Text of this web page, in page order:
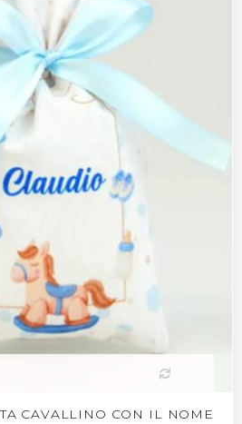
CAVALLINO CON IL NOME